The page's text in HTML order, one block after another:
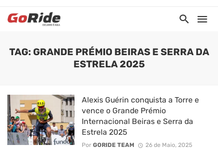
TAG: GRANDE PRÉMIO BEIRAS E SERRA DA
ESTRELA 2025
Alexis Guérin conquista a Torre e
vence o Grande Prémio
Internacional Beiras e Serra da
Estrela 2025
Por GORIDE TEAM 26 de Maio, 2025